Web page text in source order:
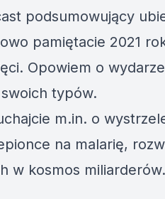
podsumowujący
pamiętacie 2021
Opowiem o
typów.
m.in. o
na malarię,
w kosmos